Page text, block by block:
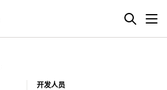
开发人员